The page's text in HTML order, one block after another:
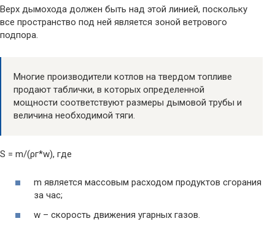
Верх дымохода должен быть над этой линией, поскольку
все пространство под ней является зоной ветрового
подпора.
Многие производители котлов на твердом топливе
продают таблички, в которых определенной
мощности соответствуют размеры дымовой трубы и
величина необходимой тяги.
S = m/(ρг*w), где
m является массовым расходом продуктов сгорания
за час;
w – скорость движения угарных газов.